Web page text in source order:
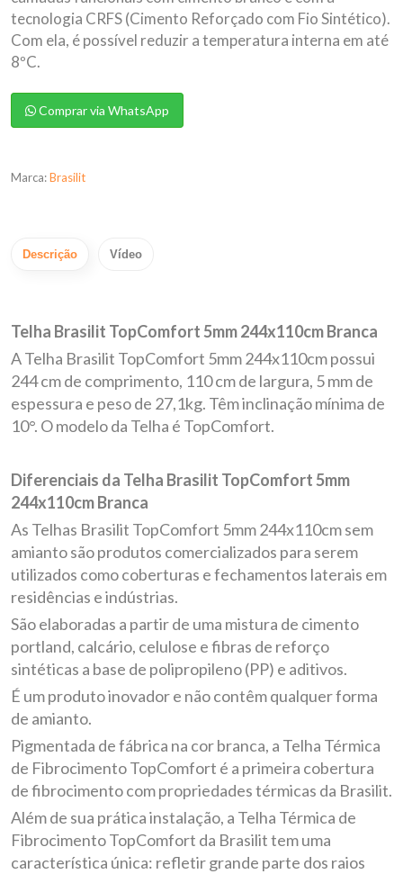
tecnologia CRFS (Cimento Reforçado com Fio Sintético).
Com ela, é possível reduzir a temperatura interna em até
8ºC.
Comprar via WhatsApp
Marca:Brasilit
Descrição Vídeo
Telha Brasilit TopComfort 5mm 244x110cm Branca
A Telha Brasilit TopComfort 5mm 244x110cm possui
244 cm de comprimento, 110 cm de largura, 5 mm de
espessura e peso de 27,1kg. Têm inclinação mínima de
10°. O modelo da Telha é TopComfort.
Diferenciais da Telha Brasilit TopComfort 5mm
244x110cm Branca
As Telhas Brasilit TopComfort 5mm 244x110cm sem
amianto são produtos comercializados para serem
utilizados como coberturas e fechamentos laterais em
residências e indústrias.
São elaboradas a partirde uma mistura de cimento
portland, calcário, celulose e fibras de reforço
sintéticas a base de polipropileno (PP) e aditivos.
É um produto inovador e não contêm qualquer forma
de amianto.
Pigmentada de fábrica na cor branca, a Telha Térmica
de Fibrocimento TopComfort é a primeira cobertura
de fibrocimento com propriedades térmicas da Brasilit.
Além de sua prática instalação, a Telha Térmica de
Fibrocimento TopComfort da Brasilit temuma
característica única: refletir grande parte dos raios